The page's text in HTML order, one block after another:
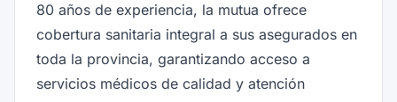
80 años de experiencia, la mutua ofrece
cobertura sanitaria integral a sus asegurados en
toda la provincia, garantizando acceso a
servicios médicos de calidad y atención